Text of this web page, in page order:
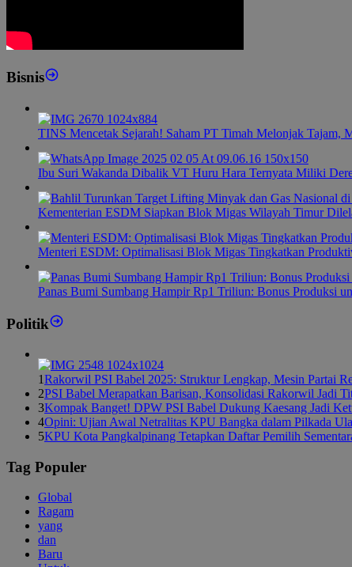
Bisnis
TINS Mencetak Sejarah! Saham PT Timah Melonjak Tajam,
Ibu Suri Wakanda Dibalik VT Huru Hara Ternyata Miliki
Kementerian ESDM Siapkan Blok Migas Wilayah Timur
Menteri ESDM: Optimalisasi Blok Migas Tingkatkan
Panas Bumi Sumbang Hampir Rp1 Triliun: Bonus Produksi
Politik
1Rakorwil PSI Babel 2025: Struktur Lengkap, Mesin Partai
2PSI Babel Merapatkan Barisan, Konsolidasi Rakorwil Jadi
3Kompak Banget! DPW PSI Babel Dukung Kaesang Jadi
4Opini: Ujian Awal Netralitas KPU Bangka dalam Pilkada
5KPU Kota Pangkalpinang Tetapkan Daftar Pemilih
Tag Populer
Global
Ragam
yang
dan
Baru